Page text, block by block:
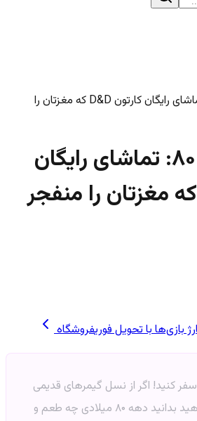
سفر به دهه ۸۰: تماشای رایگان کارتون D&D که مغزتان را
سفر به دهه ۸۰: تماشای رایگان
کارتون D&D که مغزتان را منفجر
با تحویل فوریفروشگاه
کنید! اگر از نسل گیمرهای قدیمی
هستید یا فقط می‌خواهید بدانید دهه ۸۰ میلادی چه طعم و